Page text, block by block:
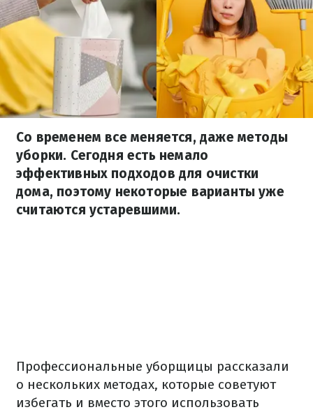
Со временем все меняется, даже методы
уборки. Сегодня есть немало
эффективных подходов для очистки
дома, поэтому некоторые варианты уже
считаются устаревшими.
Профессиональные уборщицы рассказали
о нескольких методах, которые советуют
избегать и вместо этого использовать